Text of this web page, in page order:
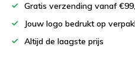
Gratis verzending vanaf
Jouw logo bedrukt op
Altijd de laagste prijs